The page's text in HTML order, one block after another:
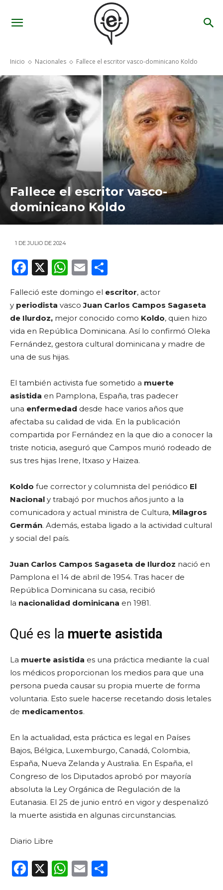
Inicio Nacionales Fallece el escritor vasco-dominicano Koldo
Fallece el escritor vasco-
dominicano Koldo
1 DE JULIO DE 2024
F
c
e
b
o
o
k
X
W
a
ts
A
p
p
E
ai
l
m
p
ar
ti
Falleció este domingo el escritor, actor
y periodista vascoJuan Carlos Campos Sagaseta
de Ilurdoz, mejor conocido como Koldo, quien hizo
vida en República Dominicana. Así lo confirmó Oleka
Fernández, gestora cultural dominicana y madre de
una de sus hijas.
El también activista fue sometido a muerte
asistida en Pamplona, España, tras padecer
una enfermedad desde hace varios años que
afectaba su calidad de vida. En la publicación
compartida por Fernández en la que dio a conocer la
triste noticia, aseguró que Campos murió rodeado de
sus tres hijas Irene, Itxaso y Haizea.
Koldo fue corrector y columnista del periódico El
Nacional y trabajó por muchos años junto a la
comunicadora y actual ministra de Cultura, Milagros
Germán. Además, estaba ligado a la actividad cultural
y social del país.
Juan Carlos Campos Sagaseta de Ilurdoz nació en
Pamplona el 14 de abril de 1954. Tras hacer de
República Dominicana su casa, recibió
la nacionalidad dominicana en 1981.
Qué es la muerte asistida
La muerte asistida es una práctica mediante la cual
los médicos proporcionan los medios para que una
persona pueda causar su propia muerte de forma
voluntaria. Esto suele hacerse recetando dosis letales
de medicamentos.
En la actualidad, esta práctica es legal en Países
Bajos, Bélgica, Luxemburgo, Canadá, Colombia,
España, Nueva Zelanda y Australia. En España, el
Congreso de los Diputados aprobó por mayoría
absoluta la Ley Orgánica de Regulación de la
Eutanasia. El 25 de junio entró en vigor y despenalizó
la muerte asistida en algunas circunstancias.
Diario Libre
F
X
W E